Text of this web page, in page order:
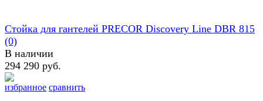
избранное сравнить
Cтойка для гантелей PRECOR Discovery Line DBR 815
(0)
В наличии
294 290 руб.